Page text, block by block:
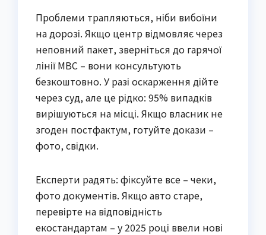
Проблеми трапляються, ніби вибоїни
на дорозі. Якщо центр відмовляє через
неповний пакет, зверніться до гарячої
лінії МВС – вони консультують
безкоштовно. У разі оскарження дійте
через суд, але це рідко: 95% випадків
вирішуються на місці. Якщо власник не
згоден постфактум, готуйте докази –
фото, свідки.
Експерти радять: фіксуйте все – чеки,
фото документів. Якщо авто старе,
перевірте на відповідність
екостандартам – у 2025 році ввели нові